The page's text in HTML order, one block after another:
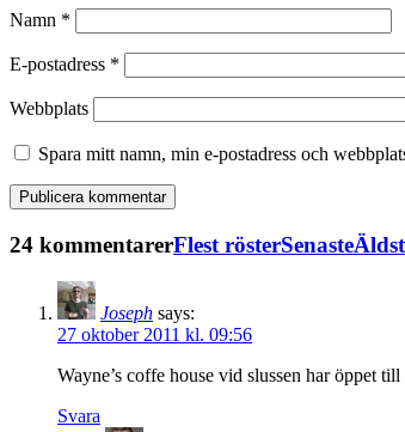
Namn *
E-postadress *
Webbplats
Spara mitt namn, min e-postadress och
24 kommentarerFlest rösterSenasteÄldst
Joseph says:
27 oktober 2011 kl. 09:56
Wayne’s coffe house vid slussen har öppet
Svara